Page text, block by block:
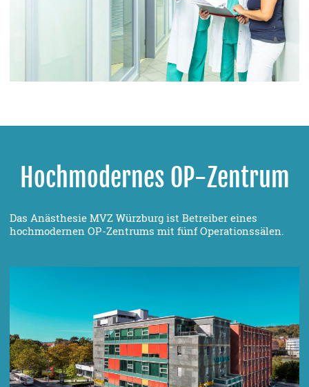
Hochmodernes OP-Zentrum
Das Anästhesie MVZ Würzburg ist Betreiber eines
hochmodernen OP-Zentrums mit fünf Operationssälen.